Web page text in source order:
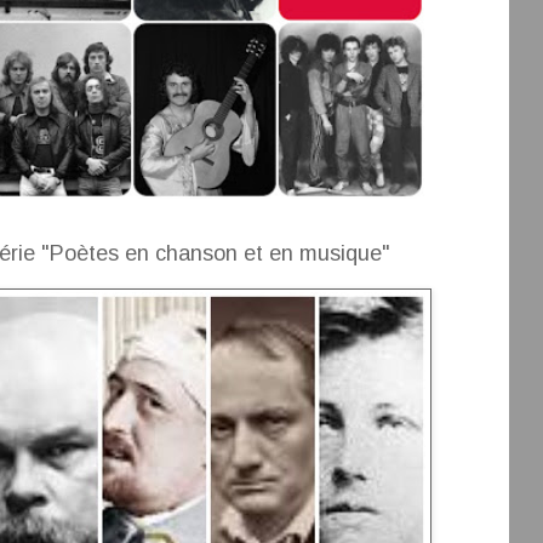
"Poètes en chanson et en musique"